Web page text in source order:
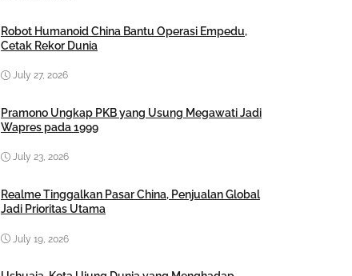
Robot Humanoid China Bantu Operasi Empedu,
Cetak Rekor Dunia
July 27, 2026
Pramono Ungkap PKB yang Usung Megawati Jadi
Wapres pada 1999
July 23, 2026
Realme Tinggalkan Pasar China, Penjualan Global
Jadi Prioritas Utama
July 19, 2026